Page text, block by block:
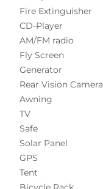
Fire Extinguisher
CD-Player
AM/FM radio
Fly Screen
Generator
Rear Vision Camera
Awning
TV
Safe
Solar Panel
GPS
Tent